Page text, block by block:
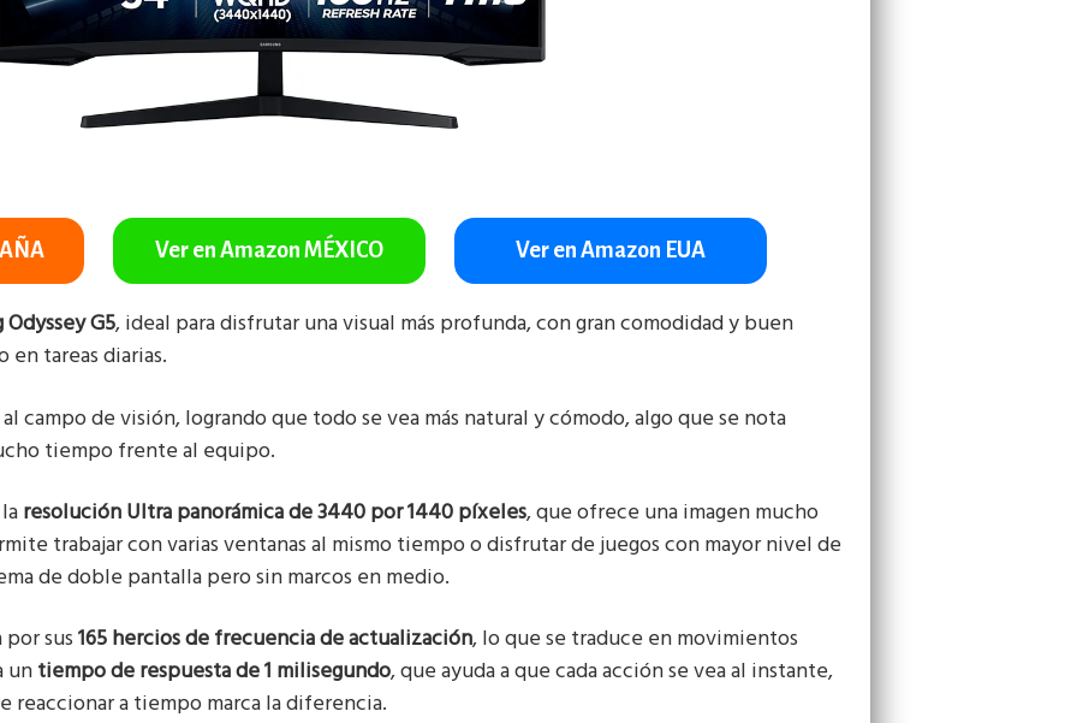
Ver en Amazon MÉXICO Ver en Amazon EUA
G5, ideal para disfrutar una visual más profunda, con gran comodidad y buen
tareas diarias.
campo de visión, logrando que todo se vea más natural y cómodo, algo que se nota
tiempo frente al equipo.
resolución Ultra panorámica de 3440 por 1440 píxeles, que ofrece una imagen mucho
trabajar con varias ventanas al mismo tiempo o disfrutar de juegos con mayor nivel de
de doble pantalla pero sin marcos en medio.
sus165 hercios de frecuencia de actualización, lo que se traduce en movimientos
untiempo de respuesta de 1 milisegundo, que ayuda a que cada acción se vea al instante,
reaccionar a tiempo marca la diferencia.